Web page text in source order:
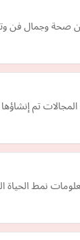
صحة وجمال فن
نمط الحياة